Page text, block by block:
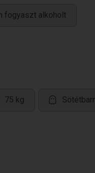
fogyaszt alkoholt
75 kg